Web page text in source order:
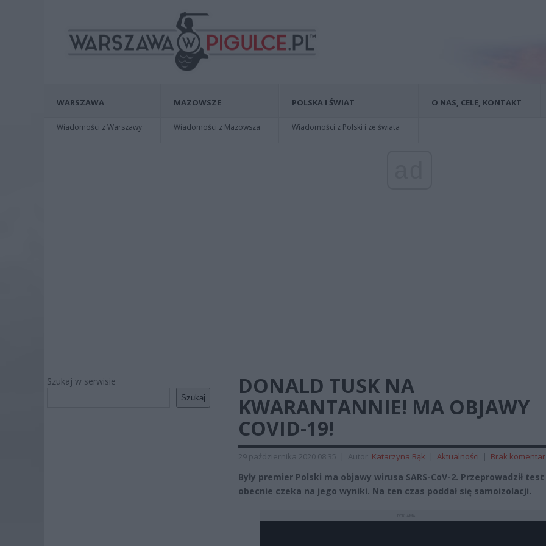
WARSZAWA
Wiadomości z Warszawy
MAZOWSZE
Wiadomości z Mazowsza
POLSKA I ŚWIAT
Wiadomości z Polski i ze świata
O NAS, CELE, KONTAKT
Szukaj w serwisie
Szukaj
DONALD TUSK NA
KWARANTANNIE! MA OBJAWY
COVID-19!
29 października 2020 08:35 | Autor: Katarzyna Bąk | Aktualności | Brak
Były premier Polski ma objawy wirusa SARS-CoV-2. Przeprowadził
obecnie czeka na jego wyniki. Na ten czas poddał się samoizolacji.